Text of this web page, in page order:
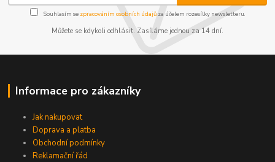
Souhlasím se zpracováním osobních údajůza účelem rozesílky newsletteru.
Můžete se kdykoli odhlásit. Zasíláme jednou za 14 dní.
Informace pro zákazníky
Jak nakupovat
Doprava a platba
Obchodní podmínky
Reklamační řád